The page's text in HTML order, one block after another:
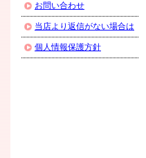
お問い合わせ
当店より返信がない場合は
個人情報保護方針